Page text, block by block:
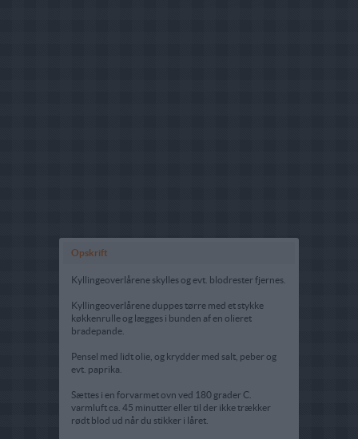
Opskrift
Kyllingeoverlårene skylles og evt. blodrester fjernes.
Kyllingeoverlårene duppes tørre med et stykke
køkkenrulle og lægges i bunden af en olieret
bradepande.
Pensel med lidt olie, og krydder med salt, peber og
evt. paprika.
Sættes i en forvarmet ovn ved 180 grader C.
varmluft ca. 45 minutter eller til der ikke trækker
rødt blod ud når du stikker i låret.